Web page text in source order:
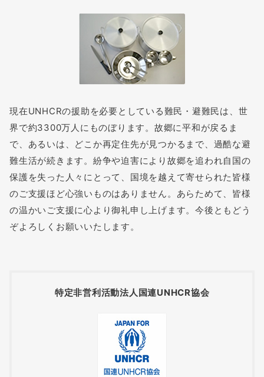
現在UNHCRの援助を必要としている難民・避難民は、世
界で約3300万人にものぼります。故郷に平和が戻るま
で、あるいは、どこか再定住先が見つかるまで、過酷な避
難生活が続きます。紛争や迫害により故郷を追われ自国の
保護を失った人々にとって、国境を越えて寄せられた皆様
のご支援ほど心強いものはありません。あらためて、皆様
の温かいご支援に心より御礼申し上げます。今後ともどう
ぞよろしくお願いいたします。
特定非営利活動法人国連UNHCR協会